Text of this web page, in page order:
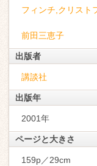
フィンチ,クリスト
前田三恵子
出版者
講談社
出版年
2001年
ページと大きさ
159p／29cm